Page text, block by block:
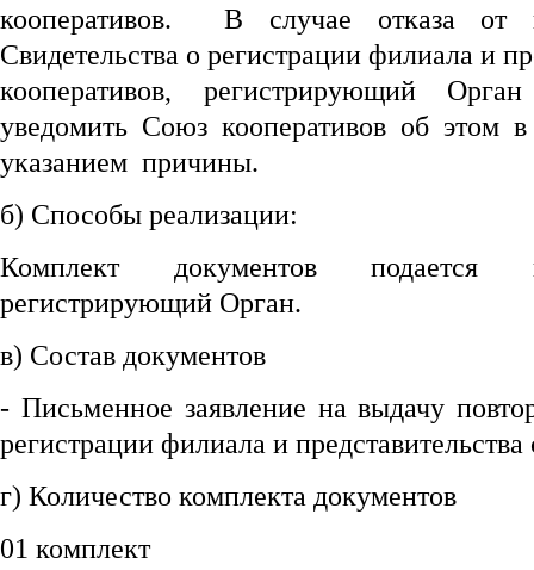
кооперативов. В случае отказа от
Свидетельства о регистрации филиала и
кооперативов, регистрирующий
уведомить Союз кооперативов об этом
указанием причины.
б) Способы реализации:
Комплект документов подается
регистрирующий Орган.
в) Состав документов
- Письменное заявление на выдачу
регистрации филиала и
г) Количество комплекта документов
01 комплект